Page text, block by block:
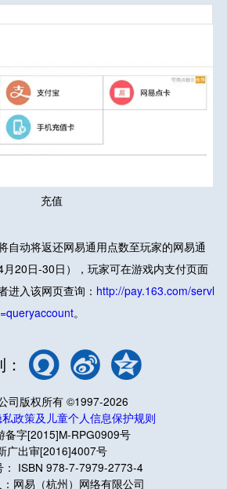
充值
动将返还网易通用点数至玩家的网易通
20日-30日），玩家可在游戏内支付页面
进入该网页查询 ： http://pay.163.com/servl
。
司版权所有 ©1997-2026
政策及儿童个人信息保护规则
备字[2015]M-RPG0909号
广出审[2016]4007号
： ISBN 978-7-7979-2773-4
网易（杭州）网络有限公司